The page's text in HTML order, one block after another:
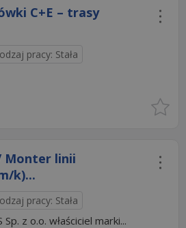
C+E – trasy
pracy: Stała
Monter linii
k)...
pracy: Stała
z o.o. właściciel marki...